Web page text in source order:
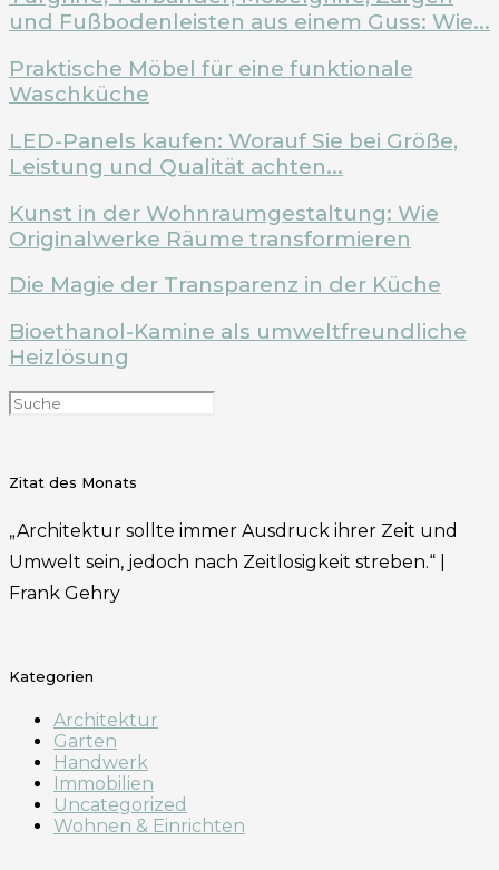
und Fußbodenleisten aus einem Guss: Wie...
Praktische Möbel für eine funktionale
Waschküche
LED-Panels kaufen: Worauf Sie bei Größe,
Leistung und Qualität achten...
Kunst in der Wohnraumgestaltung: Wie
Originalwerke Räume transformieren
Die Magie der Transparenz in der Küche
Bioethanol-Kamine als umweltfreundliche
Heizlösung
Zitat des Monats
„Architektur sollte immer Ausdruck ihrer Zeit und
Umwelt sein, jedoch nach Zeitlosigkeit streben.“ |
Frank Gehry
Kategorien
Architektur
Garten
Handwerk
Immobilien
Uncategorized
Wohnen & Einrichten